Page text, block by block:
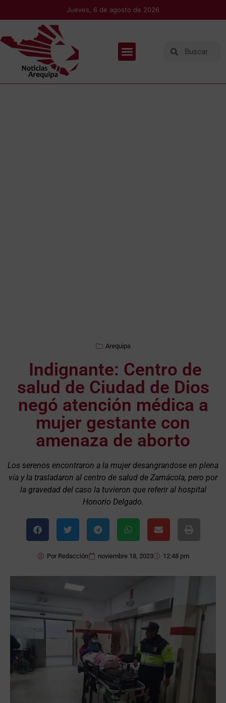
Jueves, 6 de agosto de 2026
Arequipa
Indignante: Centro de
salud de Ciudad de Dios
negó atención médica a
mujer gestante con
amenaza de aborto
Los serenos encontraron a la mujer desangrandose en plena
vía y la trasladaron al centro de salud de Zamácola, pero por
la gravedad del caso la tuvieron que referir al hospital
Honorio Delgado.
PorRedacción noviembre 18, 2023 12:48 pm